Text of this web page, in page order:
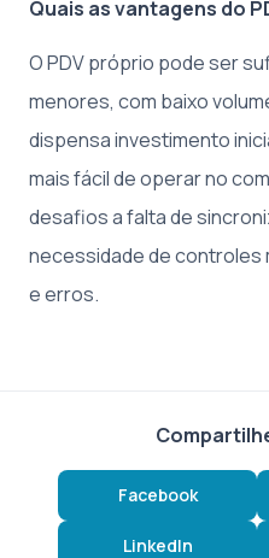
Quais as vantagens do
O PDV próprio pode ser
menores, com baixo
dispensa investimento
mais fácil de operar no
desafios a falta de
necessidade de controles
e erros.
Facebook
LinkedIn